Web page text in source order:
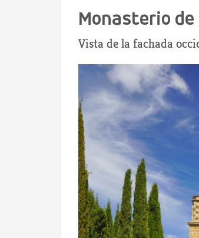
Monasterio
Vista de la fachada